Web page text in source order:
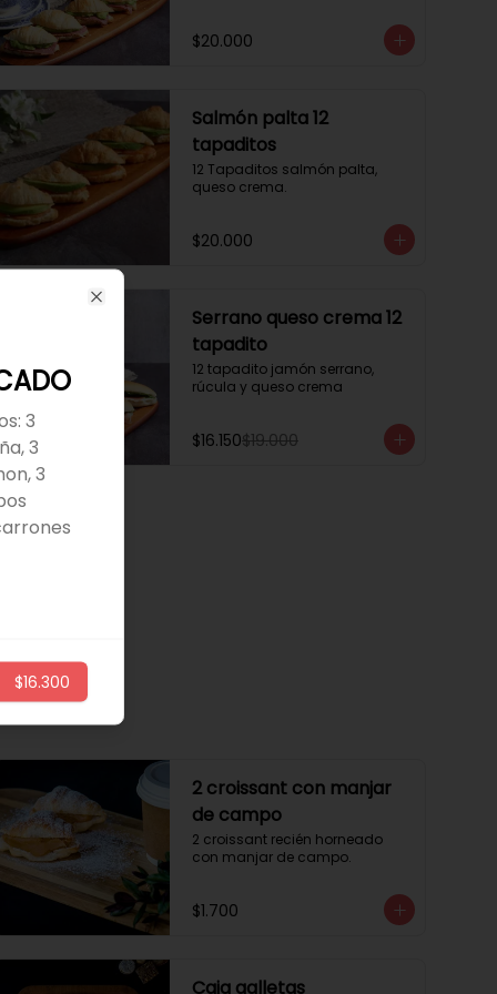
$20.000
Salmón palta 12
tapaditos
12 Tapaditos salmón palta,
queso crema.
$20.000
Serrano queso crema 12
tapadito
12 tapadito jamón serrano,
rúcula y queso crema
$16.150$19.000
2 croissant con manjar
de campo
2 croissant recién horneado
con manjar de campo.
$1.700
Caja galletas
3
3
3
$16.300